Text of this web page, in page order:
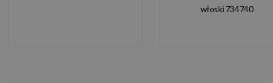
włoski 734740